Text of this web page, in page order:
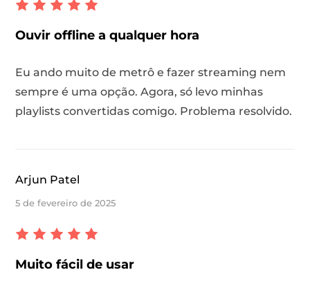
Ouvir offline a qualquer hora
Eu ando muito de metrô e fazer streaming nem
sempre é uma opção. Agora, só levo minhas
playlists convertidas comigo. Problema resolvido.
Arjun Patel
5 de fevereiro de 2025
Muito fácil de usar